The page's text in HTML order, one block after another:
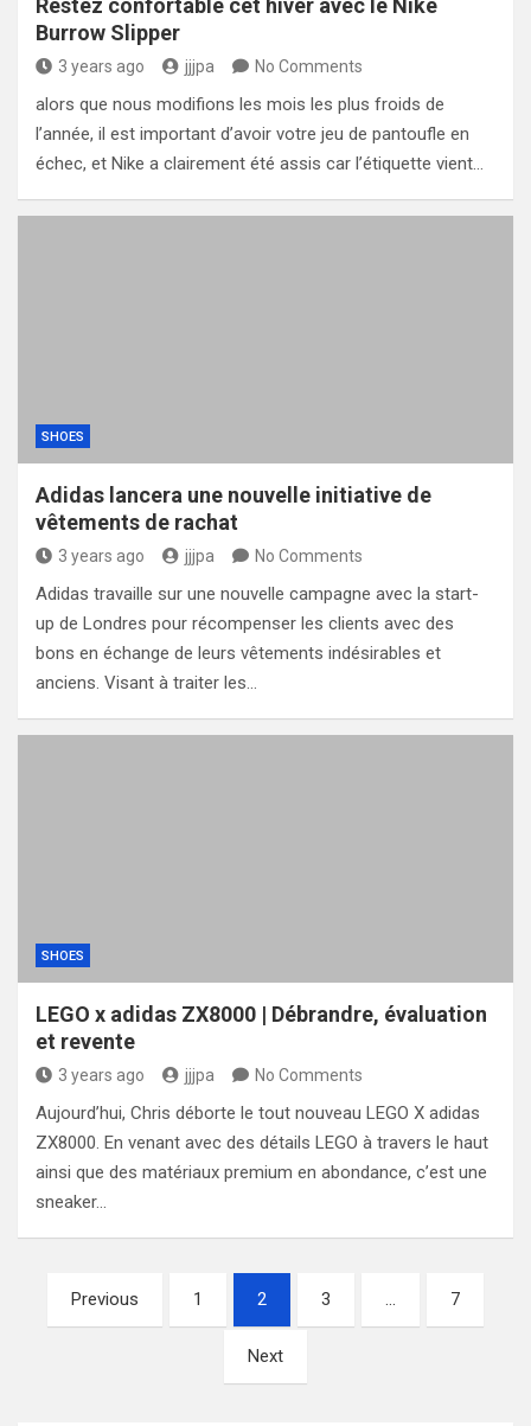
Restez confortable cet hiver avec le Nike
Burrow Slipper
3 years ago jjjpa No Comments
alors que nous modifions les mois les plus froids de
l’année, il est important d’avoir votre jeu de pantoufle en
échec, et Nike a clairement été assis car l’étiquette vient…
SHOES
Adidas lancera une nouvelle initiative de
vêtements de rachat
3 years ago jjjpa No Comments
Adidas travaille sur une nouvelle campagne avec la start-
up de Londres pour récompenser les clients avec des
bons en échange de leurs vêtements indésirables et
anciens. Visant à traiter les…
SHOES
LEGO x adidas ZX8000 | Débrandre, évaluation
et revente
3 years ago jjjpa No Comments
Aujourd’hui, Chris déborte le tout nouveau LEGO X adidas
ZX8000. En venant avec des détails LEGO à travers le haut
ainsi que des matériaux premium en abondance, c’est une
sneaker…
Posts
navigation
Previous 1 2 3 … 7
Next